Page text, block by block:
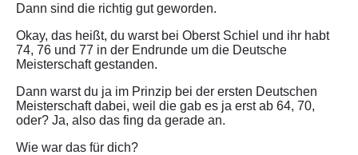
Dann sind die richtig gut geworden.
Okay, das heißt, du warst bei Oberst Schiel und ihr habt
74, 76 und 77 in der Endrunde um die Deutsche
Meisterschaft gestanden.
Dann warst du ja im Prinzip bei der ersten Deutschen
Meisterschaft dabei, weil die gab es ja erst ab 64, 70,
oder? Ja, also das fing da gerade an.
Wie war das für dich?